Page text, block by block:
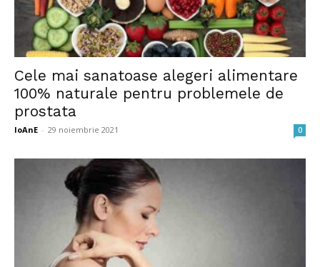
Cele mai sanatoase alegeri alimentare
100% naturale pentru problemele de
prostata
IoAnE - 29 noiembrie 2021 0